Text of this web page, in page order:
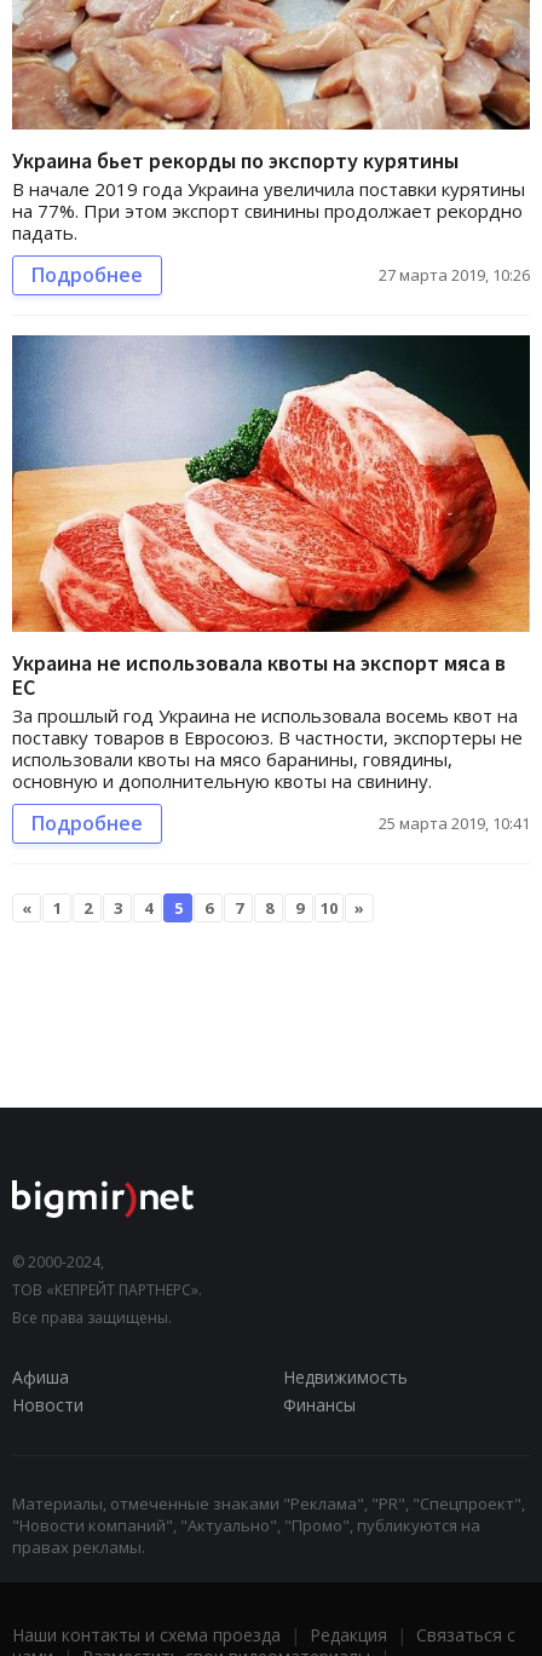
Украина бьет рекорды по экспорту курятины
В начале 2019 года Украина увеличила поставки курятины
на 77%. При этом экспорт свинины продолжает рекордно
падать.
Подробнее 27 марта 2019, 10:26
Украина не использовала квоты на экспорт мяса в
ЕС
За прошлый год Украина не использовала восемь квот на
поставку товаров в Евросоюз. В частности, экспортеры не
использовали квоты на мясо баранины, говядины,
основную и дополнительную квоты на свинину.
Подробнее 25 марта 2019, 10:41
« 1 2 3 4 5 6 7 8 9 10 »
© 2000-2024,
ТОВ «КЕПРЕЙТ ПАРТНЕРС».
Все права защищены.
Афиша
Недвижимость
Новости
Финансы
Материалы, отмеченные знаками "Реклама", "PR", "Спецпроект",
"Новости компаний", "Актуально", "Промо", публикуются на
правах рекламы.
Наши контакты и схема проезда | Редакция | Связаться с